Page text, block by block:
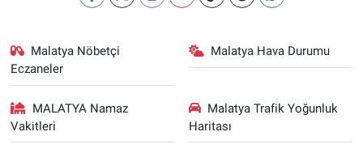
Malatya Nöbetçi
Eczaneler
Malatya Hava Durumu
MALATYA Namaz
Vakitleri
Malatya Trafik Yoğunluk
Haritası